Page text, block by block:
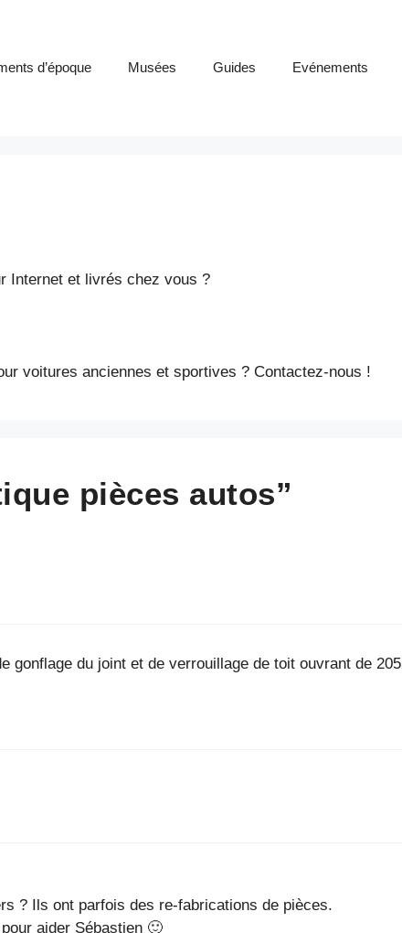
d’époque Musées Guides Evénements
Internet et livrés chez vous ?
voitures anciennes et sportives ? Contactez-nous !
pièces autos”
gonflage du joint et de verrouillage de toit ouvrant de 205
? Ils ont parfois des re-fabrications de pièces.
aider Sébastien 🙂